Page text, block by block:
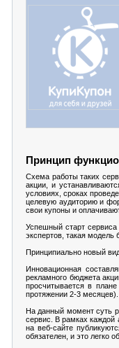
Принцип
Схема работы таких
акции, и
условиях, сроках
целевую аудиторию и
свои купоны и
Успешный старт
экспертов, такая модель
Принципиально новый
Инновационная
рекламного бюджета
просчитывается в
протяжении 2-3 месяцев).
На данный момент суть
сервис. В рамках каждой
на веб-сайте
обязателен, и это легко